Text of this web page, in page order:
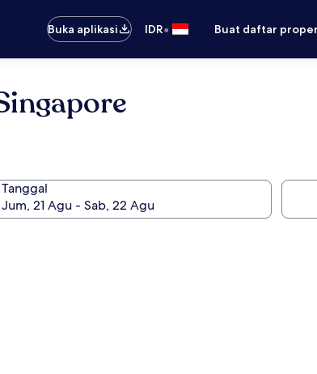
Buka aplikasi
IDR• Buat daftar
Tanggal